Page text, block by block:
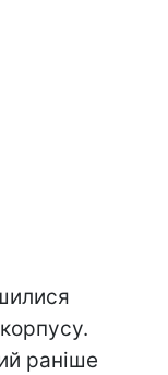
раніше